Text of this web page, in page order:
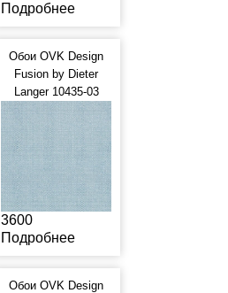
Подробнее
Обои OVK Design
Fusion by Dieter
Langer 10435-03
3600
Подробнее
Обои OVK Design